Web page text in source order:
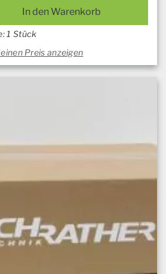
In den Warenkorb
1 Stück
Preis anzeigen